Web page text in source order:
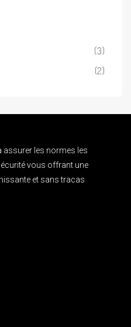
(3)
(2)
assurer les normes les
vous offrant une
et sans tracas